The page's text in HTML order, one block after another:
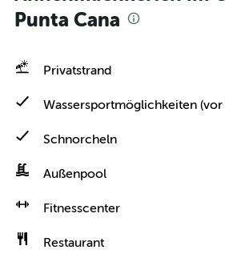
Punta Cana
Privatstrand
Wassersportmöglichkeiten (vor
Schnorcheln
Außenpool
Fitnesscenter
Restaurant